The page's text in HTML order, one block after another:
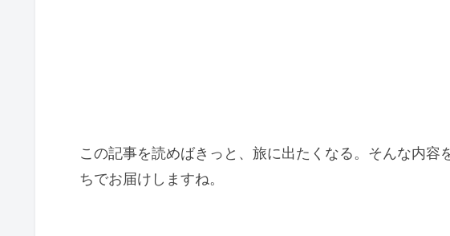
この記事を読めばきっと、旅に出たくなる。そんな内容
ちでお届けしますね。